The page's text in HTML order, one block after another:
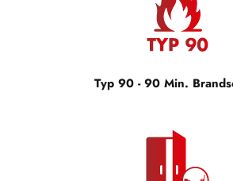
Typ 90 - 90 Min.